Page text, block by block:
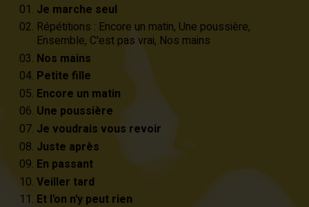
Je marche seul
Répétitions : Encore un matin, Une poussière,
Ensemble, C'est pas vrai, Nos mains
Nos mains
Petite fille
Encore un matin
Une poussière
Je voudrais vous revoir
Juste après
En passant
Veiller tard
Et l'on n'y peut rien